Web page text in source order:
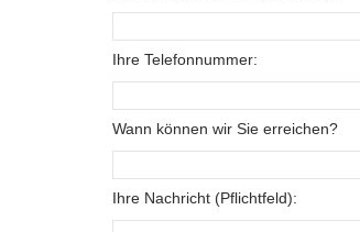
Ihre Telefonnummer:
Wann können wir Sie erreichen?
Ihre Nachricht (Pflichtfeld):